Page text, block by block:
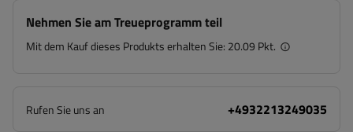
Nehmen Sie am Treueprogramm teil
Mit dem Kauf dieses Produkts erhalten Sie: 20.09 Pkt.
Rufen Sie uns an +4932213249035